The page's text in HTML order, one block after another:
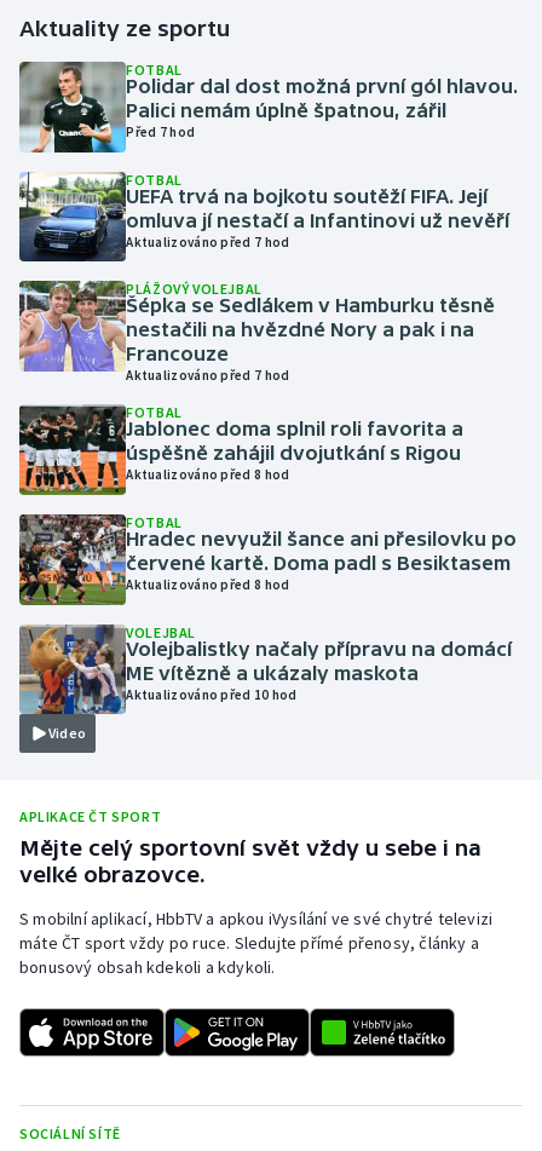
Golf
Gymnastika
Házená
Jezdectví
Judo
Krasobruslení
Lyže a snowboard
Moderní pětiboj
Motorsport
Parasport
Plavání
Ragby
Rychlobruslení
Rychlostní kanoistika
Short track
Stolní tenis
Aktuality ze sportu
FOTBAL
Polidar dal dost možná první gól hlavou.
Palici nemám úplně špatnou, zářil
Před 7 hod
FOTBAL
UEFA trvá na bojkotu soutěží FIFA. Její
omluva jí nestačí a Infantinovi už nevěří
Aktualizováno před 7 hod
PLÁŽOVÝ VOLEJBAL
Šépka se Sedlákem v Hamburku těsně
nestačili na hvězdné Nory a pak i na
Francouze
Aktualizováno před 7 hod
FOTBAL
Jablonec doma splnil roli favorita a
úspěšně zahájil dvojutkání s Rigou
Aktualizováno před 8 hod
FOTBAL
Hradec nevyužil šance ani přesilovku po
červené kartě. Doma padl s Besiktasem
Aktualizováno před 8 hod
Video
VOLEJBAL
Volejbalistky načaly přípravu na domácí
ME vítězně a ukázaly maskota
Aktualizováno před 10 hod
APLIKACE ČT SPORT
Mějte celý sportovní svět vždy u sebe i na
velké obrazovce.
S mobilní aplikací, HbbTV a apkou iVysílání ve své chytré televizi
máte ČT sport vždy po ruce. Sledujte přímé přenosy, články a
bonusový obsah kdekoli a kdykoli.
SOCIÁLNÍ SÍTĚ